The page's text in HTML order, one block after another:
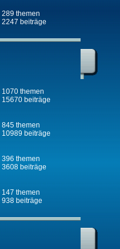
289 themen
2247 beiträge
1070 themen
15670 beiträge
845 themen
10989 beiträge
396 themen
3608 beiträge
147 themen
938 beiträge